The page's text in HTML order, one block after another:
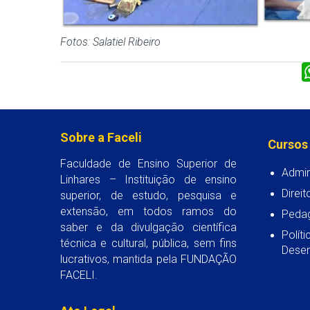
Fotos: Salatiel Ribeiro
Sobre a Faceli
Faculdade de Ensino Superior de
Linhares – Instituição de ensino
superior, de estudo, pesquisa e
extensão, em todos ramos do
saber e da divulgação científica
técnica e cultural, pública, sem fins
lucrativos, mantida pela FUNDAÇÃO
FACELI.
Cursos